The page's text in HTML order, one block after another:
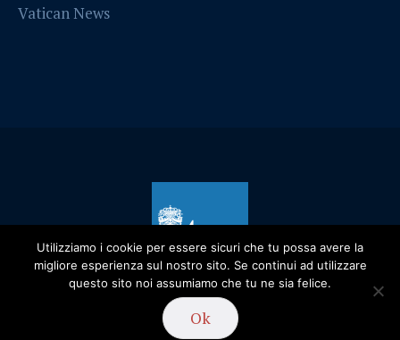
Vatican News
/ Diocesi di Alessandria - 2019
Utilizziamo i cookie per essere sicuri che tu possa avere la
migliore esperienza sul nostro sito. Se continui ad utilizzare
questo sito noi assumiamo che tu ne sia felice.
Ok